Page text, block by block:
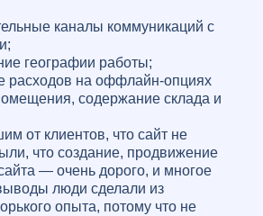
каналы коммуникаций с
географии работы;
расходов на оффлайн-опциях
содержание склада и
от клиентов, что сайт не
что создание, продвижение
— очень дорого, и многое
люди сделали из
опыта, потому что не